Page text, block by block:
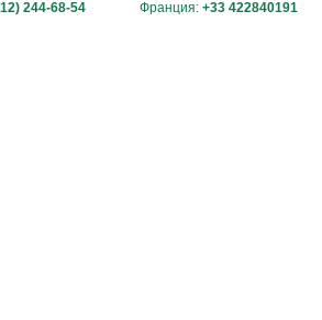
244-68-54 Франция: +33 422840191